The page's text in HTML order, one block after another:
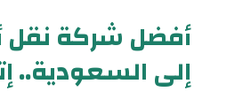
أفضل شركة نقل
إلى السعودية..